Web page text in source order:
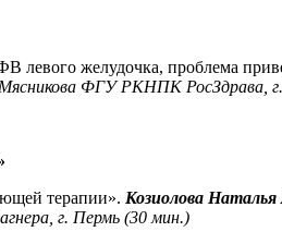
левого желудочка, проблема
Мясникова ФГУ РКНПК РосЗдрава ,
терапии». Козиолова Наталья
г. Пермь (30 мин.)